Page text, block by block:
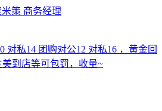
策 商务经理
对私14 团购对公12 对私16 ，黄金回
到店等可包罚，收量~